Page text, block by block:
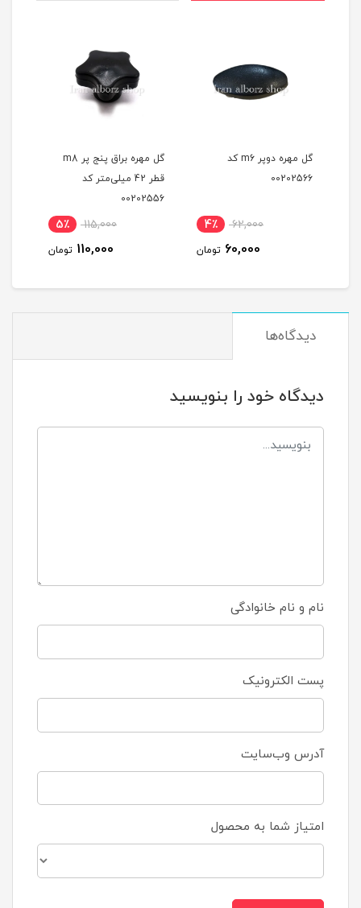
گل مهره دوپر m6 کد
00202566
62,000 4٪
60,000 تومان
گل مهره براق پنج پر m8
قطر 42 میلی‌متر کد
00202556
115,000 5٪
110,000 تومان
دیدگاه‌ها
دیدگاه خود را بنویسید
نام و نام خانوادگی
پست الکترونیک
آدرس وب‌سایت
امتیاز شما به محصول